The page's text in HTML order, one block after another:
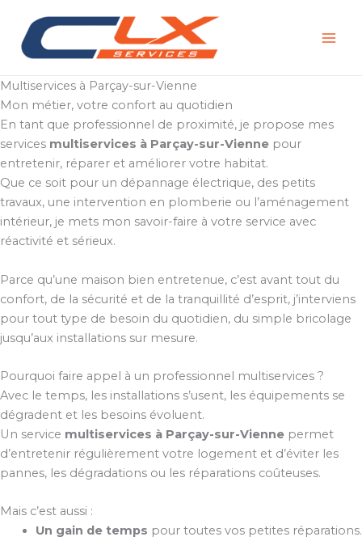
contenu
Multiservices à Parçay-sur-Vienne
Mon métier, votre confort au quotidien
En tant que professionnel de proximité, je propose mes
services multiservices à Parçay-sur-Vienne pour
entretenir, réparer et améliorer votre habitat.
Que ce soit pour un dépannage électrique, des petits
travaux, une intervention en plomberie ou l’aménagement
intérieur, je mets mon savoir-faire à votre service avec
réactivité et sérieux.
Parce qu’une maison bien entretenue, c’est avant tout du
confort, de la sécurité et de la tranquillité d’esprit, j’interviens
pour tout type de besoin du quotidien, du simple bricolage
jusqu’aux installations sur mesure.
Pourquoi faire appel à un professionnel multiservices ?
Avec le temps, les installations s’usent, les équipements se
dégradent et les besoins évoluent.
Un service multiservices à Parçay-sur-Vienne permet
d’entretenir régulièrement votre logement et d’éviter les
pannes, les dégradations ou les réparations coûteuses.
Mais c’est aussi :
Un gain de temps pour toutes vos petites réparations.